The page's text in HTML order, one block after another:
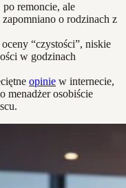
remoncie, ale
o rodzinach z
“czystości”, niskie
w godzinach
opinie w internecie,
menadżer osobiście